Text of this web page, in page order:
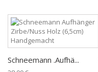
Schneemann .Aufhä...